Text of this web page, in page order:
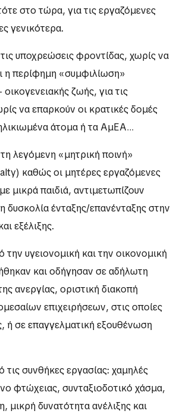
στο τώρα, για τις εργαζόμενες
γενικότερα.
υποχρεώσεις φροντίδας, χωρίς να
η περίφημη «συμφιλίωση»
ζωής, για τις
να επαρκούν οι κρατικές δομές
άτομα ή τα ΑμΕΑ…
λεγόμενη «μητρική ποινή»
καθώς οι μητέρες εργαζόμενες
μικρά παιδιά, αντιμετωπίζουν
δυσκολία ένταξης/επανένταξης στην
εξέλιξης.
την υγειονομική και την οικονομική
και οδήγησαν σε αδήλωτη
ανεργίας, οριστική διακοπή
επιχειρήσεων, στις οποίες
ή σε επαγγελματική εξουθένωση
τις συνθήκες εργασίας: χαμηλές
φτώχειας, συνταξιοδοτικό χάσμα,
μικρή δυνατότητα ανέλιξης και